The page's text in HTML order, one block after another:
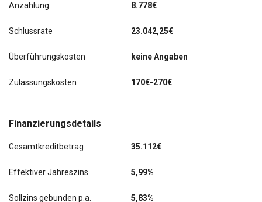
Apple CarPlay & Android
Digital Cockpit
Einparkassistent vorne + hinten
Heckklappenbetätigung automatisch
Anzahlung 8.778€
Schlussrate 23.042,25€
Überführungskosten keine Angaben
Zulassungskosten 170€-270€
Finanzierungsdetails
Gesamtkreditbetrag 35.112€
Effektiver Jahreszins 5,99%
Sollzins gebunden p.a. 5,83%